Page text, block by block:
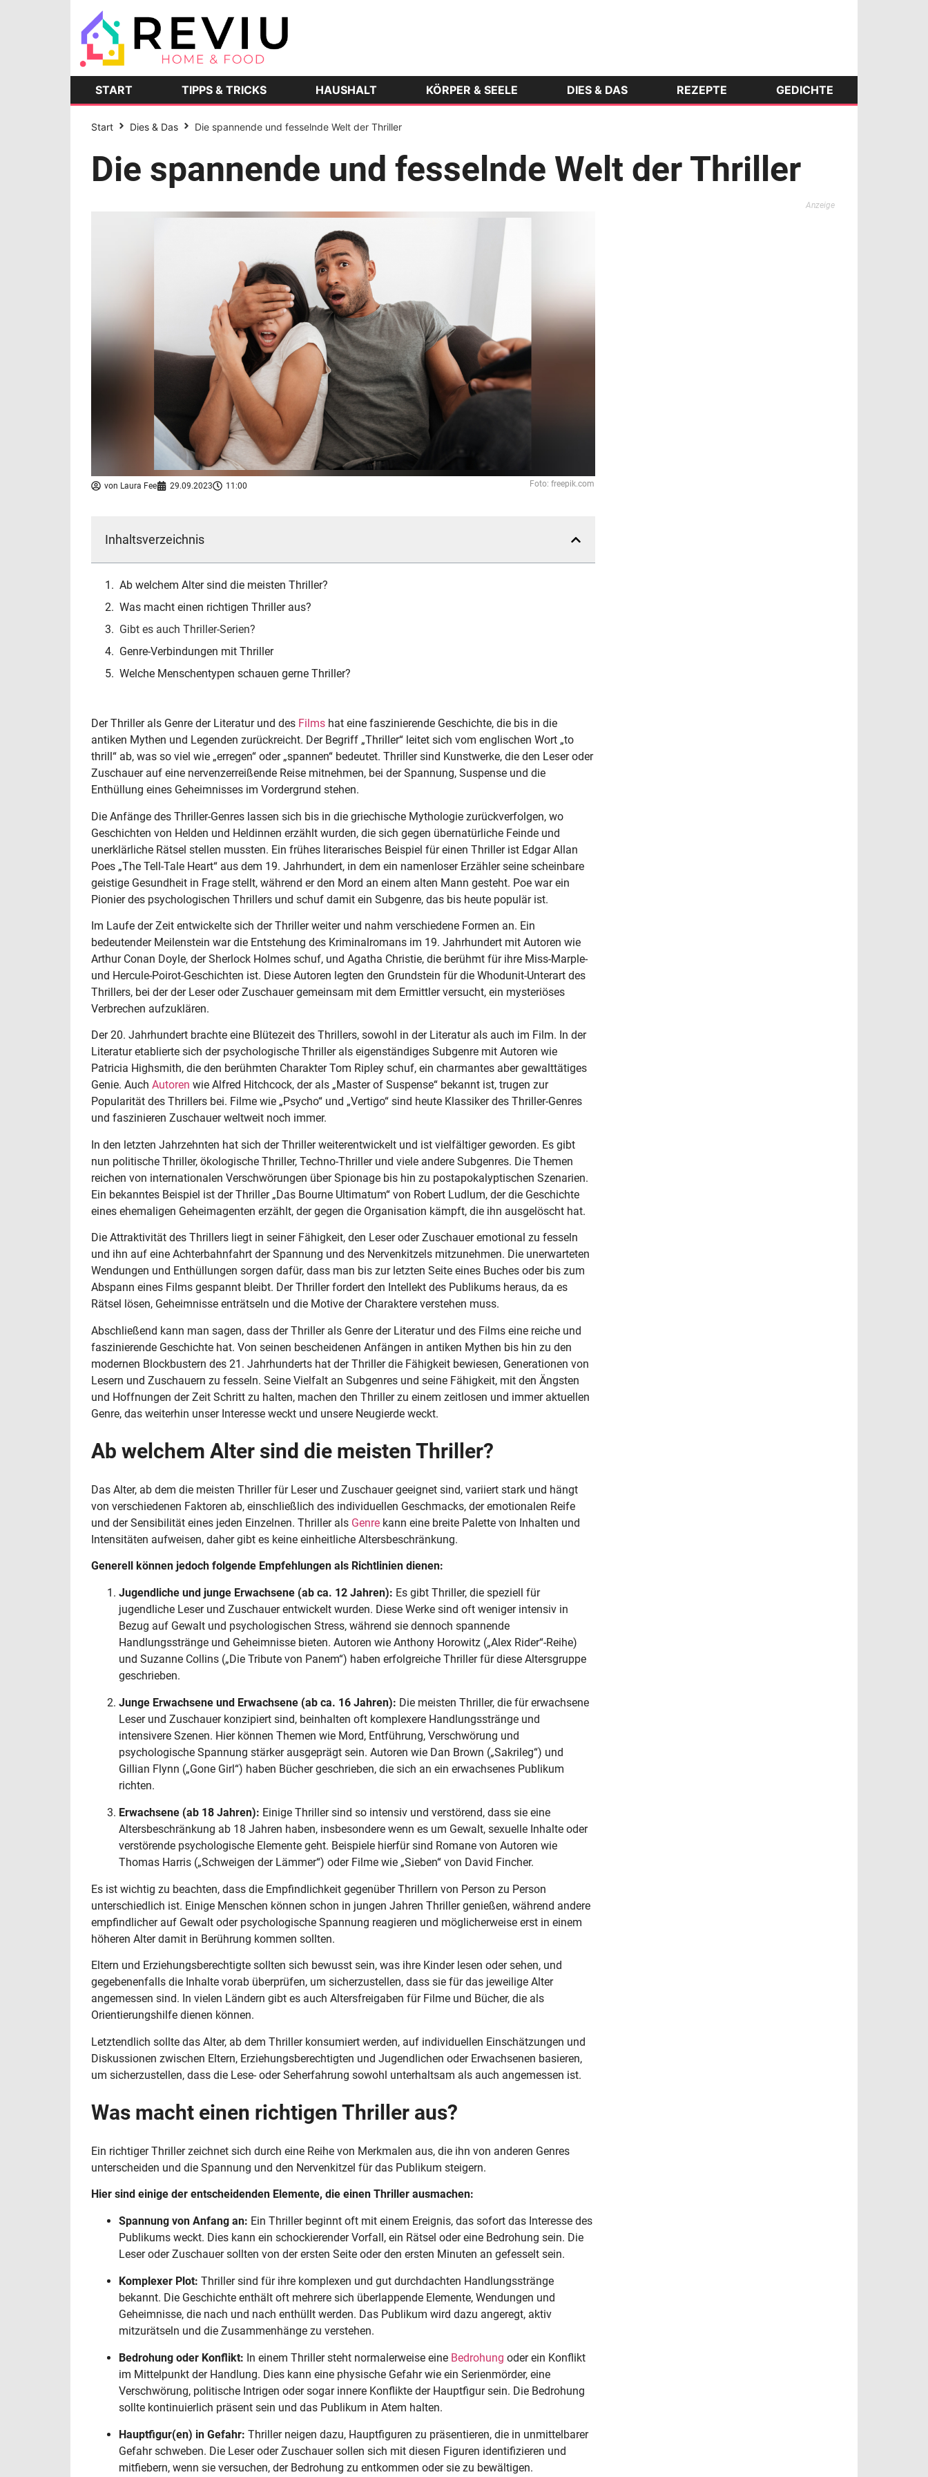
START TIPPS & TRICKS HAUSHALT KÖRPER & SEELE DIES & DAS REZEPTE GEDICHTE
Start Dies & Das Die spannende und fesselnde Welt der Thriller
Die spannende und fesselnde Welt der Thriller
von Laura Fee 29.09.2023 11:00 Foto: freepik.com
Inhaltsverzeichnis
Ab welchem Alter sind die meisten Thriller?
Was macht einen richtigen Thriller aus?
Gibt es auch Thriller-Serien?
Genre-Verbindungen mit Thriller
Welche Menschentypen schauen gerne Thriller?
Der Thriller als Genre der Literatur und des Films hat eine faszinierende Geschichte, die bis in die
antiken Mythen und Legenden zurückreicht. Der Begriff „Thriller“ leitet sich vom englischen Wort „to
thrill“ ab, was so viel wie „erregen“ oder „spannen“ bedeutet. Thriller sind Kunstwerke, die den Leser oder
Zuschauer auf eine nervenzerreißende Reise mitnehmen, bei der Spannung, Suspense und die
Enthüllung eines Geheimnisses im Vordergrund stehen.
Die Anfänge des Thriller-Genres lassen sich bis in die griechische Mythologie zurückverfolgen, wo
Geschichten von Helden und Heldinnen erzählt wurden, die sich gegen übernatürliche Feinde und
unerklärliche Rätsel stellen mussten. Ein frühes literarisches Beispiel für einen Thriller ist Edgar Allan
Poes „The Tell-Tale Heart“ aus dem 19. Jahrhundert, in dem ein namenloser Erzähler seine scheinbare
geistige Gesundheit in Frage stellt, während er den Mord an einem alten Mann gesteht. Poe war ein
Pionier des psychologischen Thrillers und schuf damit ein Subgenre, das bis heute populär ist.
Im Laufe der Zeit entwickelte sich der Thriller weiter und nahm verschiedene Formen an. Ein
bedeutender Meilenstein war die Entstehung des Kriminalromans im 19. Jahrhundert mit Autoren wie
Arthur Conan Doyle, der Sherlock Holmes schuf, und Agatha Christie, die berühmt für ihre Miss-Marple-
und Hercule-Poirot-Geschichten ist. Diese Autoren legten den Grundstein für die Whodunit-Unterart des
Thrillers, bei der der Leser oder Zuschauer gemeinsam mit dem Ermittler versucht, ein mysteriöses
Verbrechen aufzuklären.
Der 20. Jahrhundert brachte eine Blütezeit des Thrillers, sowohl in der Literatur als auch im Film. In der
Literatur etablierte sich der psychologische Thriller als eigenständiges Subgenre mit Autoren wie
Patricia Highsmith, die den berühmten Charakter Tom Ripley schuf, ein charmantes aber gewalttätiges
Genie. Auch Autoren wie Alfred Hitchcock, der als „Master of Suspense“ bekannt ist, trugen zur
Popularität des Thrillers bei. Filme wie „Psycho“ und „Vertigo“ sind heute Klassiker des Thriller-Genres
und faszinieren Zuschauer weltweit noch immer.
In den letzten Jahrzehnten hat sich der Thriller weiterentwickelt und ist vielfältiger geworden. Es gibt
nun politische Thriller, ökologische Thriller, Techno-Thriller und viele andere Subgenres. Die Themen
reichen von internationalen Verschwörungen über Spionage bis hin zu postapokalyptischen Szenarien.
Ein bekanntes Beispiel ist der Thriller „Das Bourne Ultimatum“ von Robert Ludlum, der die Geschichte
eines ehemaligen Geheimagenten erzählt, der gegen die Organisation kämpft, die ihn ausgelöscht hat.
Die Attraktivität des Thrillers liegt in seiner Fähigkeit, den Leser oder Zuschauer emotional zu fesseln
und ihn auf eine Achterbahnfahrt der Spannung und des Nervenkitzels mitzunehmen. Die unerwarteten
Wendungen und Enthüllungen sorgen dafür, dass man bis zur letzten Seite eines Buches oder bis zum
Abspann eines Films gespannt bleibt. Der Thriller fordert den Intellekt des Publikums heraus, da es
Rätsel lösen, Geheimnisse enträtseln und die Motive der Charaktere verstehen muss.
Abschließend kann man sagen, dass der Thriller als Genre der Literatur und des Films eine reiche und
faszinierende Geschichte hat. Von seinen bescheidenen Anfängen in antiken Mythen bis hin zu den
modernen Blockbustern des 21. Jahrhunderts hat der Thriller die Fähigkeit bewiesen, Generationen von
Lesern und Zuschauern zu fesseln. Seine Vielfalt an Subgenres und seine Fähigkeit, mit den Ängsten
und Hoffnungen der Zeit Schritt zu halten, machen den Thriller zu einem zeitlosen und immer aktuellen
Genre, das weiterhin unser Interesse weckt und unsere Neugierde weckt.
Ab welchem Alter sind die meisten Thriller?
Das Alter, ab dem die meisten Thriller für Leser und Zuschauer geeignet sind, variiert stark und hängt
von verschiedenen Faktoren ab, einschließlich des individuellen Geschmacks, der emotionalen Reife
und der Sensibilität eines jeden Einzelnen. Thriller als Genre kann eine breite Palette von Inhalten und
Intensitäten aufweisen, daher gibt es keine einheitliche Altersbeschränkung.
Generell können jedoch folgende Empfehlungen als Richtlinien dienen:
Jugendliche und junge Erwachsene (ab ca. 12 Jahren): Es gibt Thriller, die speziell für
jugendliche Leser und Zuschauer entwickelt wurden. Diese Werke sind oft weniger intensiv in
Bezug auf Gewalt und psychologischen Stress, während sie dennoch spannende
Handlungsstränge und Geheimnisse bieten. Autoren wie Anthony Horowitz („Alex Rider“-Reihe)
und Suzanne Collins („Die Tribute von Panem“) haben erfolgreiche Thriller für diese Altersgruppe
geschrieben.
Junge Erwachsene und Erwachsene (ab ca. 16 Jahren): Die meisten Thriller, die für erwachsene
Leser und Zuschauer konzipiert sind, beinhalten oft komplexere Handlungsstränge und
intensivere Szenen. Hier können Themen wie Mord, Entführung, Verschwörung und
psychologische Spannung stärker ausgeprägt sein. Autoren wie Dan Brown („Sakrileg“) und
Gillian Flynn („Gone Girl“) haben Bücher geschrieben, die sich an ein erwachsenes Publikum
richten.
Erwachsene (ab 18 Jahren): Einige Thriller sind so intensiv und verstörend, dass sie eine
Altersbeschränkung ab 18 Jahren haben, insbesondere wenn es um Gewalt, sexuelle Inhalte oder
verstörende psychologische Elemente geht. Beispiele hierfür sind Romane von Autoren wie
Thomas Harris („Schweigen der Lämmer“) oder Filme wie „Sieben“ von David Fincher.
Es ist wichtig zu beachten, dass die Empfindlichkeit gegenüber Thrillern von Person zu Person
unterschiedlich ist. Einige Menschen können schon in jungen Jahren Thriller genießen, während andere
empfindlicher auf Gewalt oder psychologische Spannung reagieren und möglicherweise erst in einem
höheren Alter damit in Berührung kommen sollten.
Eltern und Erziehungsberechtigte sollten sich bewusst sein, was ihre Kinder lesen oder sehen, und
gegebenenfalls die Inhalte vorab überprüfen, um sicherzustellen, dass sie für das jeweilige Alter
angemessen sind. In vielen Ländern gibt es auch Altersfreigaben für Filme und Bücher, die als
Orientierungshilfe dienen können.
Letztendlich sollte das Alter, ab dem Thriller konsumiert werden, auf individuellen Einschätzungen und
Diskussionen zwischen Eltern, Erziehungsberechtigten und Jugendlichen oder Erwachsenen basieren,
um sicherzustellen, dass die Lese- oder Seherfahrung sowohl unterhaltsam als auch angemessen ist.
Was macht einen richtigen Thriller aus?
Ein richtiger Thriller zeichnet sich durch eine Reihe von Merkmalen aus, die ihn von anderen Genres
unterscheiden und die Spannung und den Nervenkitzel für das Publikum steigern.
Hier sind einige der entscheidenden Elemente, die einen Thriller ausmachen:
Spannung von Anfang an: Ein Thriller beginnt oft mit einem Ereignis, das sofort das Interesse des
Publikums weckt. Dies kann ein schockierender Vorfall, ein Rätsel oder eine Bedrohung sein. Die
Leser oder Zuschauer sollten von der ersten Seite oder den ersten Minuten an gefesselt sein.
Komplexer Plot: Thriller sind für ihre komplexen und gut durchdachten Handlungsstränge
bekannt. Die Geschichte enthält oft mehrere sich überlappende Elemente, Wendungen und
Geheimnisse, die nach und nach enthüllt werden. Das Publikum wird dazu angeregt, aktiv
mitzurätseln und die Zusammenhänge zu verstehen.
Bedrohung oder Konflikt: In einem Thriller steht normalerweise eine Bedrohung oder ein Konflikt
im Mittelpunkt der Handlung. Dies kann eine physische Gefahr wie ein Serienmörder, eine
Verschwörung, politische Intrigen oder sogar innere Konflikte der Hauptfigur sein. Die Bedrohung
sollte kontinuierlich präsent sein und das Publikum in Atem halten.
Hauptfigur(en) in Gefahr: Thriller neigen dazu, Hauptfiguren zu präsentieren, die in unmittelbarer
Gefahr schweben. Die Leser oder Zuschauer sollen sich mit diesen Figuren identifizieren und
mitfiebern, wenn sie versuchen, der Bedrohung zu entkommen oder sie zu bewältigen.
Anzeige